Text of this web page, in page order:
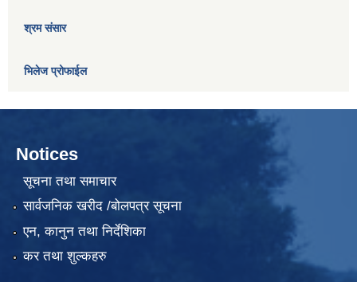
श्रम संसार
भिलेज प्रोफाईल
Notices
सूचना तथा समाचार
सार्वजनिक खरीद /बोलपत्र सूचना
एन, कानुन तथा निर्देशिका
कर तथा शुल्कहरु